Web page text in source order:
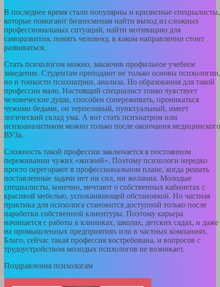
В последнее время стали популярны и кризисные специалисты,
которые помогают бизнесменам найти выход из сложных
профессиональных ситуаций, найти мотивацию для
саморазвития, понять человеку, в каком направлении стоит
развиваться.
Стать психологом можно, закончив профильное учебное
заведение. Студентам преподают не только основы психологии,
но и тонкости психиатрии, анализа. Но образования для такой
профессии мало. Настоящий специалист тонко чувствует
человеческие души, способен сопереживать, проникаться
чужими бедами, он терпеливый, пунктуальный, имеет
логический склад ума. А вот стать психиатром или
психоаналитиком можно только после окончания медицинского
ВУЗа.
Сложность такой профессии заключается в постоянном
переживании чужих «жизней». Поэтому психологи нередко
просто перегорают в профессиональном плане, когда решать
поставленные задачи нет ни сил, ни желания. Молодые
специалисты, конечно, мечтают о собственных кабинетах с
красивой мебелью, успокаивающей обстановкой. Но частная
практика для психолога становится доступной только после
наработки собственной клиентуры. Поэтому карьера
начинается с работы в клиниках, школах, детских садах, и даже
на промышленных предприятиях или в частных компаниях.
Благо, сейчас такая профессия востребована, и вопросов с
трудоустройством молодых психологов не возникает.
Поздравления психологам